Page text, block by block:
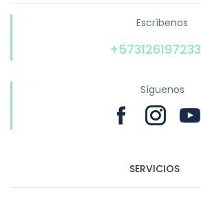
Escríbenos
+573126197233
Síguenos
SERVICIOS